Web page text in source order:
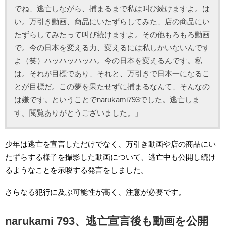
でね、逃亡しながら、捕まるまで私は叫び続けますよ。は
い。万引き動画、商品にいたずらしてみた、店の商品にい
たずらしてみたって叫び続けますよ。その他もろもろ動画
で。今の日本を変える力、変えるには私しかいないんです
よ（笑）ハッハッハッハ。今の日本を変えるんです。私
は。それが目標であり、それと、万引きで日本一になるこ
とが目標だ。この夢を果たせずに捕まるなんて、そんなの
は嫌です。ということでnarukami793でした。逃亡しま
す。閲覧ありがとうございました。」
少年は逃亡を宣言しただけでなく、万引き動画や店の商品にい
たずらする様子を撮影した動画について、逃亡中も公開し続け
るようなことを示唆する発言をしました。
さらなる犯行に及ぶ可能性が高く、注意が必要です。
narukami 793、逃亡宣言後も動画を公開